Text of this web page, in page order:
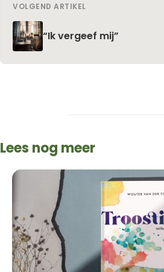
VOLGEND ARTIKEL
“Ik vergeef mij”
Lees nog meer